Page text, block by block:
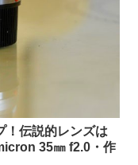
！伝説的レンズは
35㎜ f2.0・作